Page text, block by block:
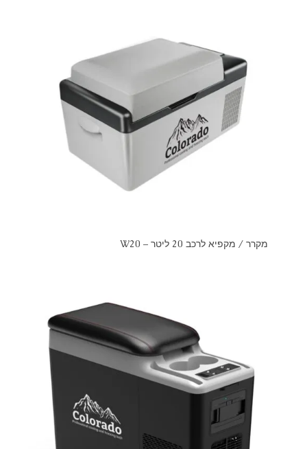
מקרר / מקפיא לרכב 20 ליטר – W20